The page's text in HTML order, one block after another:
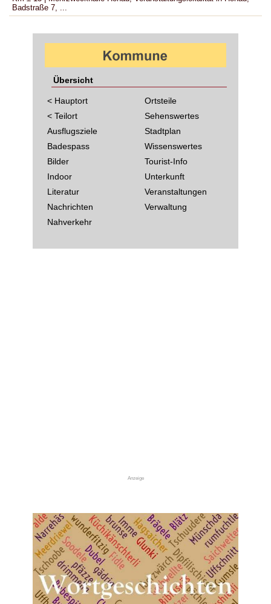
Badstraße 7, ...
Übersicht
< Hauptort
< Teilort
Ausflugsziele
Badespass
Bilder
Indoor
Literatur
Nachrichten
Nahverkehr
Ortsteile
Sehenswertes
Stadtplan
Wissenswertes
Tourist-Info
Unterkunft
Veranstaltungen
Verwaltung
Anzeige